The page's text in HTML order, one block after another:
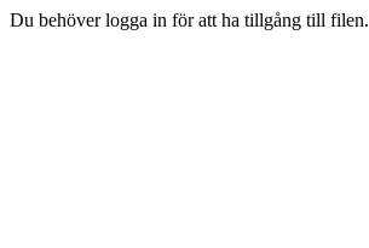
Du behöver logga in för att ha tillgång till filen.